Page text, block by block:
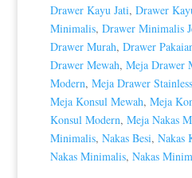
Drawer Kayu Jati, Drawer
Minimalis, Drawer Minimalis
Drawer Murah, Drawer
Drawer Mewah, Meja Drawer
Modern, Meja Drawer Stainless
Meja Konsul Mewah, Meja
Konsul Modern, Meja Nakas
Minimalis, Nakas Besi, Nakas
Nakas Minimalis, Nakas